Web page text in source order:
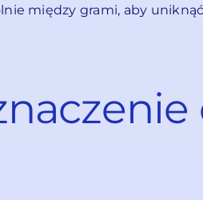
między grami, aby